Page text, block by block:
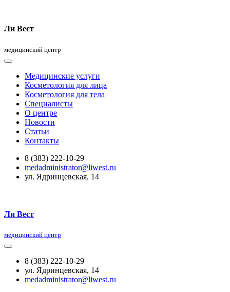
Ли Вест
медицинский центр
Медицинские услуги
Косметология для лица
Косметология для тела
Специалисты
О центре
Новости
Статьи
Контакты
8 (383) 222-10-29
medadministrator@liwest.ru
ул. Ядринцевская, 14
Ли Вест
медицинский центр
8 (383) 222-10-29
ул. Ядринцевская, 14
medadministrator@liwest.ru